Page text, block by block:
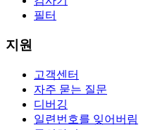
필터
지원
고객센터
자주 묻는 질문
디버깅
일련번호를 잊어버림